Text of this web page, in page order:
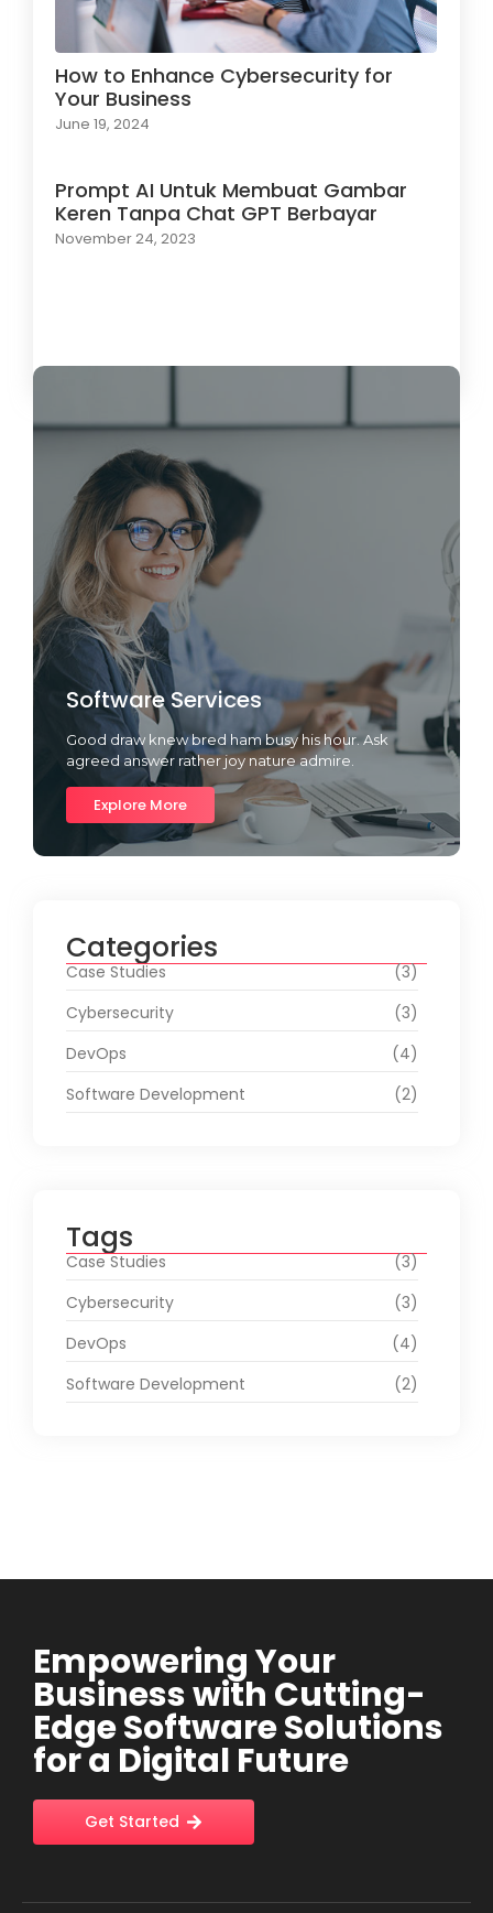
How to Enhance Cybersecurity for
Your Business
June 19, 2024
Prompt AI Untuk Membuat Gambar
Keren Tanpa Chat GPT Berbayar
November 24, 2023
Software Services
Good draw knew bred ham busy his hour. Ask
agreed answer rather joy nature admire.
Explore More
Categories
Case Studies
(3)
Cybersecurity
(3)
DevOps
(4)
Software Development
(2)
Tags
Case Studies
(3)
Cybersecurity
(3)
DevOps
(4)
Software Development
(2)
Empowering Your
Business with Cutting-
Edge Software Solutions
for a Digital Future
Get Started